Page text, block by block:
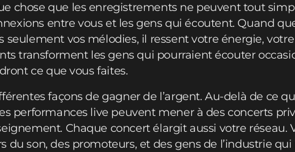
chose que les enregistrements ne peuvent tout
entre vous et les gens qui écoutent. Quand
seulement vos mélodies, il ressent votre énergie,
transforment les gens qui pourraient écouter
ce que vous faites.
façons de gagner de l’argent. Au-delà de ce
performances live peuvent mener à des concerts
Chaque concert élargit aussi votre réseau.
du son, des promoteurs, et des gens de l’industrie